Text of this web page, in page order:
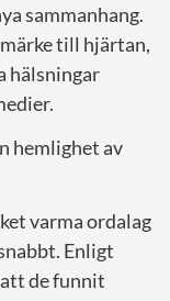
sammanhang.
till hjärtan,
hälsningar
hemlighet av
varma ordalag
Enligt
de funnit